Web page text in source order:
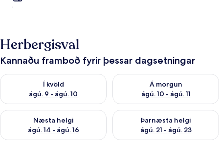
Herbergisval
Kannaðu framboð fyrir þessar dagsetningar
Í kvöld
ágú. 9 - ágú. 10
Athuga framboð í kvöld ágú. 9 - ágú. 10
Á morgun
ágú. 10 - ágú. 11
Athuga framboð á morgun
Næsta helgi
ágú. 14 - ágú. 16
Athuga framboð næstu helgi ágú. 14 - ágú. 16
Þarnæsta helgi
ágú. 21 - ágú. 23
Athuga framboð þarnæstu